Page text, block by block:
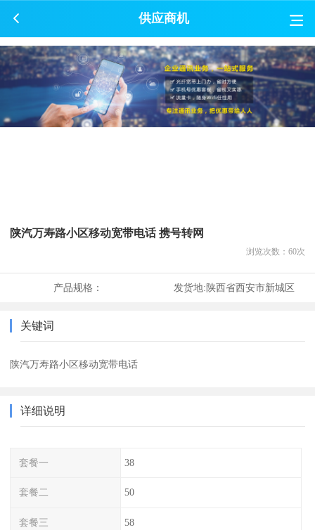
供应商机
陕汽万寿路小区移动宽带电话 携号转网
浏览次数： 60次
产品规格： 发货地:陕西省西安市新城区
关键词
陕汽万寿路小区移动宽带电话
详细说明
套餐一 38
套餐二 50
套餐三 58